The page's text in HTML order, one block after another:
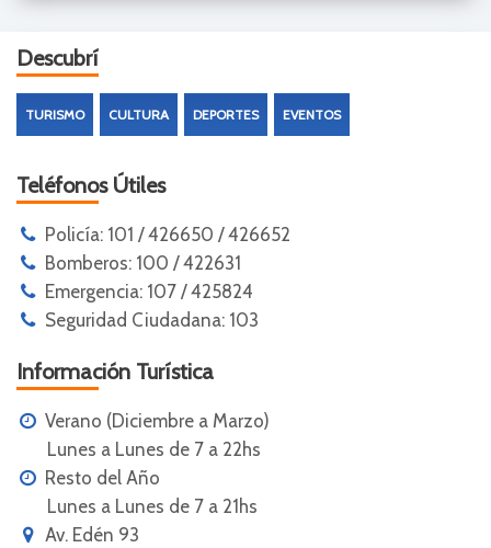
Descubrí
TURISMO CULTURA DEPORTES EVENTOS
Teléfonos Útiles
Policía: 101 / 426650 / 426652
Bomberos: 100 / 422631
Emergencia: 107 / 425824
Seguridad Ciudadana: 103
Información Turística
Verano (Diciembre a Marzo)
Lunes a Lunes de 7 a 22hs
Resto del Año
Lunes a Lunes de 7 a 21hs
Av. Edén 93